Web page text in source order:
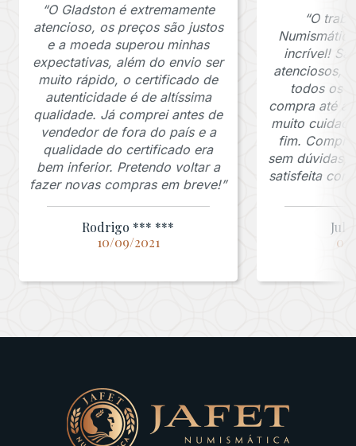
“O Gladston é extremamente
atencioso, os preços são justos
e a moeda superou minhas
expectativas, além do envio ser
muito rápido, o certificado de
autenticidade é de altíssima
qualidade. Já comprei antes de
vendedor de fora do país e a
qualidade do certificado era
bem inferior. Pretendo voltar a
fazer novas compras em breve!”
Rodrigo *** ***
10/09/2021
“O
incrível!
atenciosos,
todos os
compra até a
muito
fim.
sem dúvidas,
satisfeita com
03/